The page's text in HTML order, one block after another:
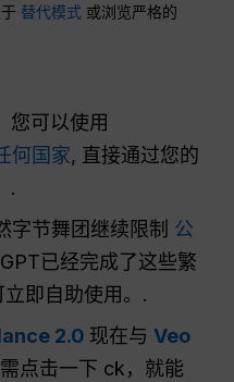
替代模式 或浏览严格的
您可以使用
何国家, 直接通过您的
.
字节舞团继续限制 公
已经完成了这些繁
即自助使用。.
2.0 现在与Veo
点击一下 ck，就能